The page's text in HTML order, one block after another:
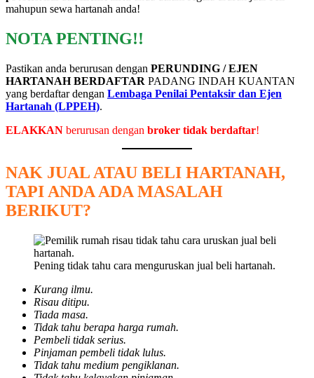
mahupun sewa hartanah anda!
NOTA PENTING!!
Pastikan anda berurusan dengan PERUNDING / EJEN
HARTANAH BERDAFTAR PADANG INDAH KUANTAN
yang berdaftar dengan Lembaga Penilai Pentaksir dan Ejen
Hartanah (LPPEH).
ELAKKAN berurusan dengan broker tidak berdaftar!
NAK JUAL ATAU BELI HARTANAH,
TAPI ANDA ADA MASALAH
BERIKUT?
Pening tidak tahu cara menguruskan jual beli hartanah.
Kurang ilmu.
Risau ditipu.
Tiada masa.
Tidak tahu berapa harga rumah.
Pembeli tidak serius.
Pinjaman pembeli tidak lulus.
Tidak tahu medium pengiklanan.